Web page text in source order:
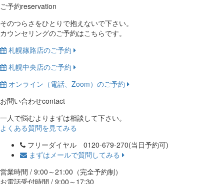
ご予約reservation
そのつらさをひとりで抱えないで下さい。
カウンセリングのご予約はこちらです。
札幌篠路店のご予約
札幌中央店のご予約
オンライン（電話、Zoom）のご予約
お問い合わせcontact
一人で悩むよりまずは相談して下さい。
よくある質問を見てみる
フリーダイヤル 0120-679-270(当日予約可)
まずはメールで質問してみる
営業時間 / 9:00～21:00（完全予約制）
お電話受付時間 / 9:00～17:30